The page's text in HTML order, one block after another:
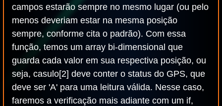
campos estarão sempre no mesmo lugar (ou pelo
menos deveriam estar na mesma posição
sempre, conforme cita o padrão). Com essa
função, temos um array bi-dimensional que
guarda cada valor em sua respectiva posição, ou
seja, casulo[2] deve conter o status do GPS, que
deve ser 'A' para uma leitura válida. Nesse caso,
faremos a verificação mais adiante com um if,